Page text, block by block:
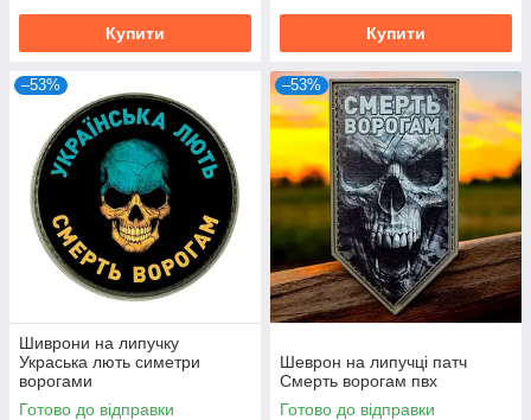
Купити Купити
–53%
Шиврони на липучку
Украська лють симетри
ворогами
Готово до відправки
–53%
Шеврон на липучці патч
Смерть ворогам пвх
Готово до відправки